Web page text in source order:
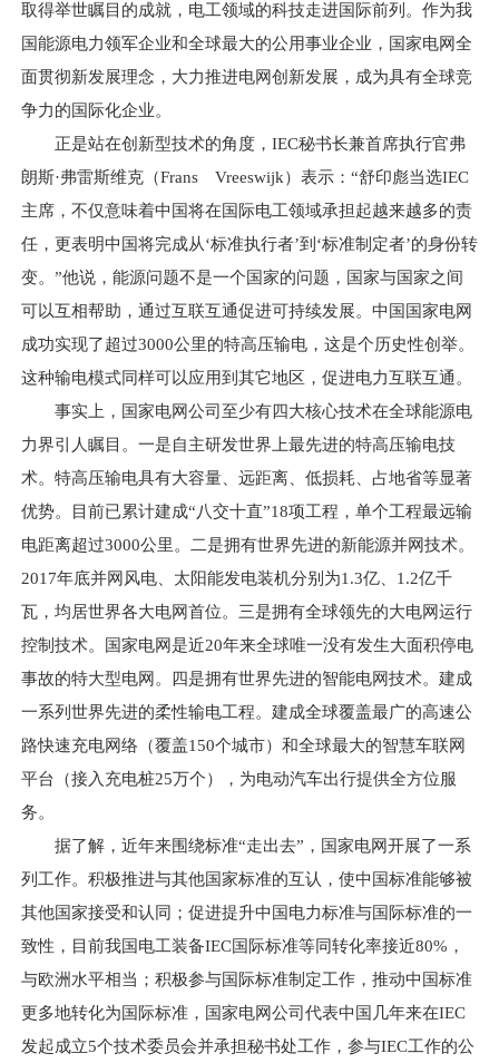
取得举世瞩目的成就，电工领域的科技走进国际前列。作为我
国能源电力领军企业和全球最大的公用事业企业，国家电网全
面贯彻新发展理念，大力推进电网创新发展，成为具有全球竞
争力的国际化企业。
正是站在创新型技术的角度，IEC秘书长兼首席执行官弗
朗斯·弗雷斯维克（Frans Vreeswijk）表示：“舒印彪当选IEC
主席，不仅意味着中国将在国际电工领域承担起越来越多的责
任，更表明中国将完成从‘标准执行者’到‘标准制定者’的身份转
变。”他说，能源问题不是一个国家的问题，国家与国家之间
可以互相帮助，通过互联互通促进可持续发展。中国国家电网
成功实现了超过3000公里的特高压输电，这是个历史性创举。
这种输电模式同样可以应用到其它地区，促进电力互联互通。
事实上，国家电网公司至少有四大核心技术在全球能源电
力界引人瞩目。一是自主研发世界上最先进的特高压输电技
术。特高压输电具有大容量、远距离、低损耗、占地省等显著
优势。目前已累计建成“八交十直”18项工程，单个工程最远输
电距离超过3000公里。二是拥有世界先进的新能源并网技术。
2017年底并网风电、太阳能发电装机分别为1.3亿、1.2亿千
瓦，均居世界各大电网首位。三是拥有全球领先的大电网运行
控制技术。国家电网是近20年来全球唯一没有发生大面积停电
事故的特大型电网。四是拥有世界先进的智能电网技术。建成
一系列世界先进的柔性输电工程。建成全球覆盖最广的高速公
路快速充电网络（覆盖150个城市）和全球最大的智慧车联网
平台（接入充电桩25万个），为电动汽车出行提供全方位服
务。
据了解，近年来围绕标准“走出去”，国家电网开展了一系
列工作。积极推进与其他国家标准的互认，使中国标准能够被
其他国家接受和认同；促进提升中国电力标准与国际标准的一
致性，目前我国电工装备IEC国际标准等同转化率接近80%，
与欧洲水平相当；积极参与国际标准制定工作，推动中国标准
更多地转化为国际标准，国家电网公司代表中国几年来在IEC
发起成立5个技术委员会并承担秘书处工作，参与IEC工作的公